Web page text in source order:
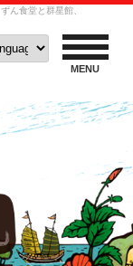
ん食堂と群星館、
MENU